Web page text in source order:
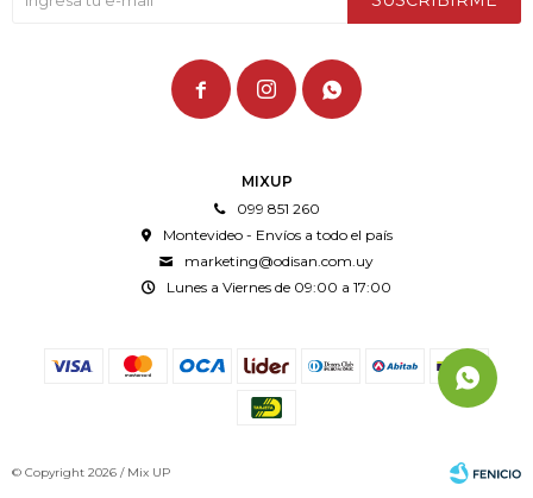
MIXUP
099 851 260
Montevideo - Envíos a todo el país
marketing@odisan.com.uy
Lunes a Viernes de 09:00 a 17:00
  
© Copyright 2026 / Mix UP